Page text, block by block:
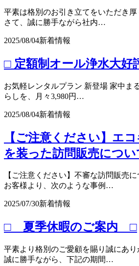
平素は格別のお引き立てをいただき厚
さて、誠に勝手ながら社内…
2025/08/04新着情報
□ 定額制オール浄水大好
お気軽レンタルプラン 新登場 家中ま
らしを、月々3,980円…
2025/08/04新着情報
【ご注意ください】エ
を装った訪問販売につい
【ご注意ください】不審な訪問販売
お客様より、次のような事例…
2025/07/30新着情報
□ 夏季休暇のご案内 □
平素より格別のご愛顧を賜り誠にあり
誠に勝手ながら、下記の期間…